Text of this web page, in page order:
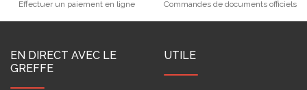
Effectuer un paiement en ligne Commandes de documents officiels
EN DIRECT AVEC LE
GREFFE
UTILE